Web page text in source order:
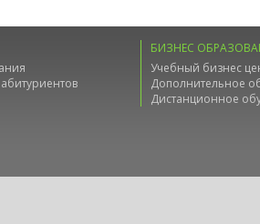
БИЗНЕС
Учебный бизнес
Дополнительное
Дистанционное